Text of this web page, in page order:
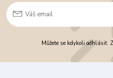
Můžete se kdykoli odhlásit.